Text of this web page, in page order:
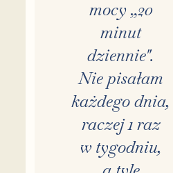
mocy „20
minut
dziennie".
Nie pisałam
każdego dnia,
raczej 1 raz
w tygodniu,